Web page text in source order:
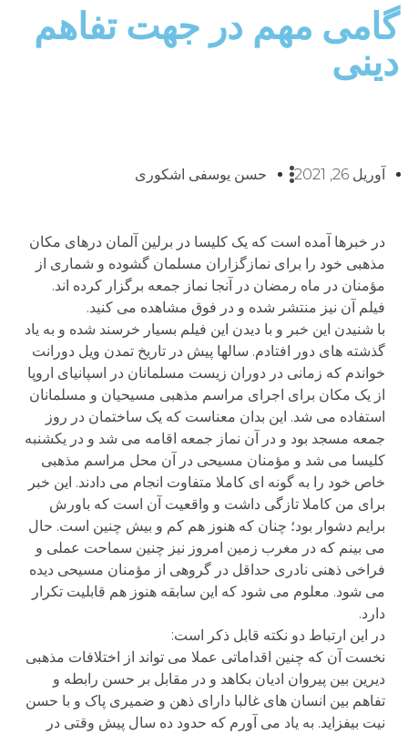
گامی مهم در جهت تفاهم
دینی
آوریل 26, 2021 حسن یوسفی اشکوری
در خبرها آمده است که یک کلیسا در برلین آلمان درهای مکان
مذهبی خود را برای نمازگزاران مسلمان گشوده و شماری از
مؤمنان در ماه رمضان در آنجا نماز جمعه برگزار کرده اند.
فیلم آن نیز منتشر شده و در فوق مشاهده می کنید.
با شنیدن این خبر و با دیدن این فیلم بسیار خرسند شده و به یاد
گذشته های دور افتادم. سالها پیش در تاریخ تمدن ویل دورانت
خواندم که زمانی در دوران زیست مسلمانان در اسپانیای اروپا
از یک مکان برای اجرای مراسم مذهبی مسیحیان و مسلمانان
استفاده می شد. این بدان معناست که یک ساختمان در روز
جمعه مسجد بود و در آن نماز جمعه اقامه می شد و در یکشنبه
کلیسا می شد و مؤمنان مسیحی در آن محل مراسم مذهبی
خاص خود را به گونه ای کاملا متفاوت انجام می دادند. این خبر
برای من کاملا تازگی داشت و واقعیت آن است که باورش
برایم دشوار بود؛ چنان که هنوز هم کم و بیش چنین است. حال
می بینم که در مغرب زمین امروز نیز چنین سماحت عملی و
فراخی ذهنی نادری حداقل در گروهی از مؤمنان مسیحی دیده
می شود. معلوم می شود که این سابقه هنوز هم قابلیت تکرار
دارد.
در این ارتباط دو نکته قابل ذکر است:
نخست آن که چنین اقداماتی عملا می تواند از اختلافات مذهبی
دیرین بین پیروان ادیان بکاهد و در مقابل بر حسن رابطه و
تفاهم بین انسان های غالبا دارای ذهن و ضمیری پاک و با حسن
نیت بیفزاید. به یاد می آورم که حدود ده سال پیش وقتی در